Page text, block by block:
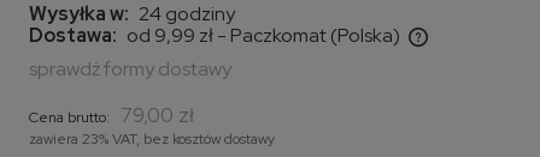
Wysyłka w: 24 godziny
Dostawa: od 9,99 zł- Paczkomat(Polska)
Cena nie zawiera ewentualnych kosztów płatności
sprawdź formy dostawy
Cena brutto: 79,00 zł
zawiera 23% VAT, bez kosztów dostawy